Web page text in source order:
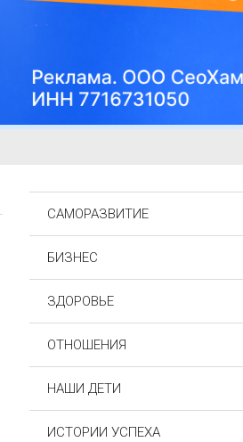
САМОРАЗВИТИЕ
БИЗНЕС
ЗДОРОВЬЕ
ОТНОШЕНИЯ
НАШИ ДЕТИ
ИСТОРИИ УСПЕХА